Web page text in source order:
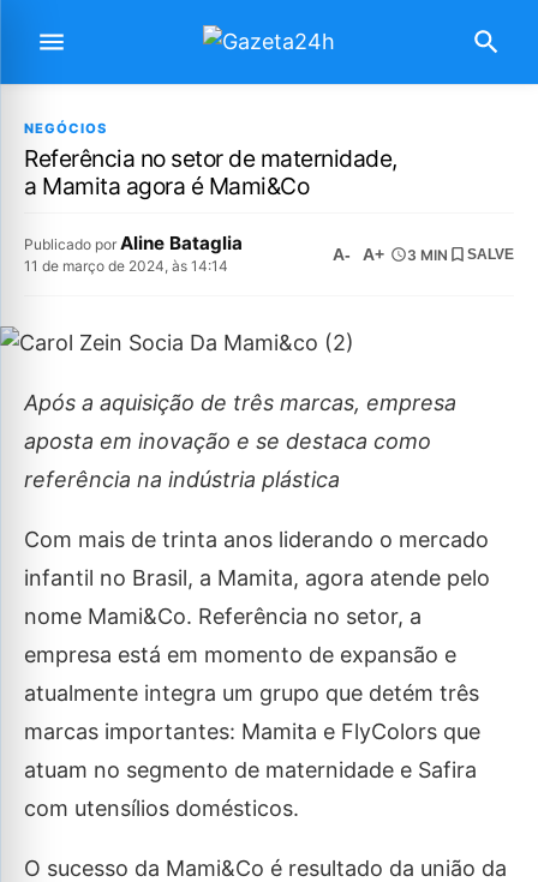
NEGÓCIOS
Referência no setor de maternidade,
a Mamita agora é Mami&Co
Publicado por Aline Bataglia
11 de março de 2024, às 14:14
A- A+ 3 MIN SALVE
Após a aquisição de três marcas, empresa
aposta em inovação e se destaca como
referência na indústria plástica
Com mais de trinta anos liderando o mercado
infantil no Brasil, a Mamita, agora atende pelo
nome Mami&Co. Referência no setor, a
empresa está em momento de expansão e
atualmente integra um grupo que detém três
marcas importantes: Mamita e FlyColors que
atuam no segmento de maternidade e Safira
com utensílios domésticos.
O sucesso da Mami&Co é resultado da união da